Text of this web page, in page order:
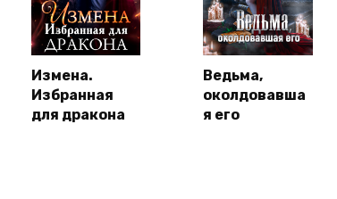
Измена.
Избранная
для дракона
Ведьма,
околдовавша
я его